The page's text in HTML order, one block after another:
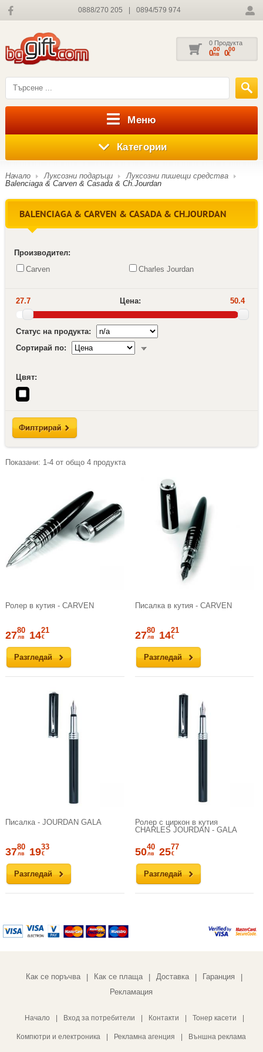
0888/270 205 0894/579 974
0 Продукта
000
лв 000
€
Меню
Категории
Начало Луксозни подаръци
Луксозни пишещи средства
Balenciaga & Carven & Casada & Ch.Jourdan
BALENCIAGA & CARVEN & CASADA & CH.JOURDAN
Производител:
Carven
Charles Jourdan
27.7 Цена: 50.4
Статус на продукта:
Сортирай по:
Цвят:
Показани: 1-4от общо 4продукта
Ролер в кутия - CARVEN
Разгледай
2780
лв 1421
€
Писалка в кутия - CARVEN
Разгледай
2780
лв 1421
€
Писалка - JOURDAN GALA
Разгледай
3780
лв 1933
€
Ролер с циркон в кутия
CHARLES JOURDAN - GALA
Разгледай
5040
лв 2577
€
Как се поръчва Как се плаща Доставка Гаранция
Рекламация
Начало Вход за потребители Контакти Тонер касети
Компютри и електроника Рекламна агенция Външна реклама